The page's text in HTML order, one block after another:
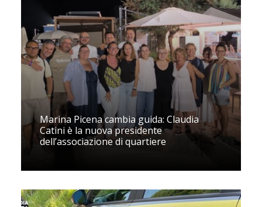
Marina Picena cambia guida: Claudia
Catini è la nuova presidente
dell’associazione di quartiere